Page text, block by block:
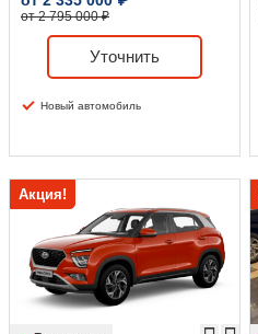
от 2 795 000 ₽
Уточнить
Новый автомобиль
Акция!